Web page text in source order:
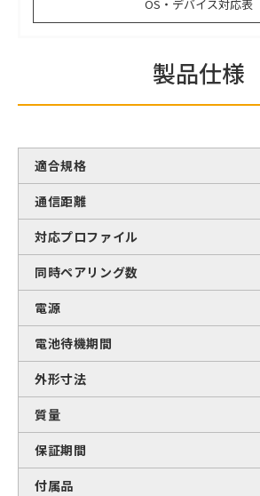
OS・デバイス対応表
製品仕様
適合規格
通信距離
対応プロファイル
同時ペアリング数
電源
電池待機期間
外形寸法
質量
保証期間
付属品